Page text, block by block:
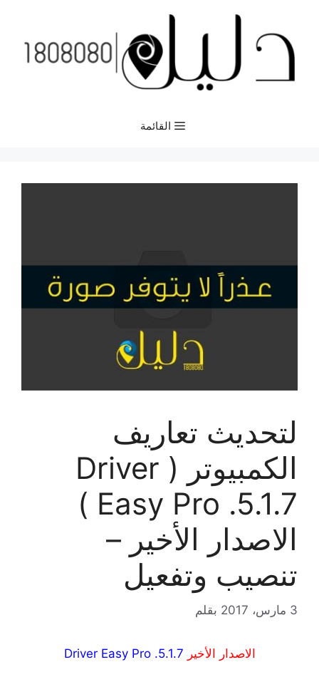
المحتوى
القائمة
لتحديث تعاريف
الكمبيوتر ( Driver
Easy Pro .5.1.7 )
الاصدار الأخير –
تنصيب وتفعيل
3 مارس، 2017 بقلم
الاصدار الأخير Driver Easy Pro .5.1.7